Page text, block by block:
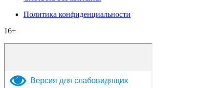
Политика конфиденциальности
16+